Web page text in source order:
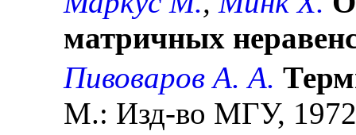
матричных
Пивоваров А. А.
М.: Изд-во МГУ,